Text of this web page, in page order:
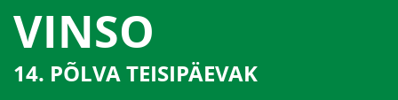
VINSO
14. PÕLVA TEISIPÄEVAK